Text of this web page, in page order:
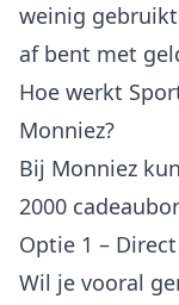
weinig
af bent met
Hoe werkt
Monniez?
Bij Monniez
2000
Optie 1 –
Wil je vooral